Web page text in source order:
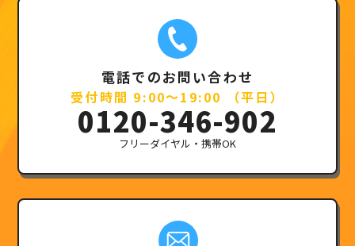
電話でのお問い合わせ
受付時間 9:00～19:00 （平日）
0120-346-902
フリーダイヤル・携帯OK